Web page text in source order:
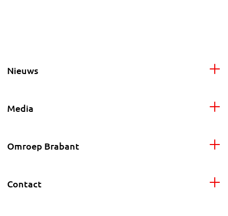
Nieuws
Media
Omroep Brabant
Contact